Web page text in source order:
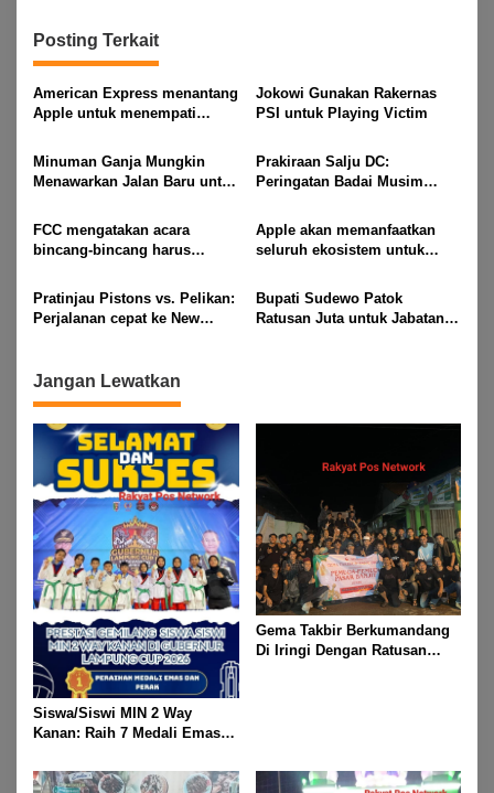
Posting Terkait
American Express menantang
Apple untuk menempati
portofolio Berkshire
Jokowi Gunakan Rakernas
PSI untuk Playing Victim
Minuman Ganja Mungkin
Menawarkan Jalan Baru untuk
Prakiraan Salju DC:
Peringatan Badai Musim
dikeluarkan untuk wilayah
tersebut
FCC mengatakan acara
bincang-bincang harus
sama untuk wawancara
kandidat
Apple akan memanfaatkan
seluruh ekosistem untuk
siaran F1 AS 2026
Pratinjau Pistons vs. Pelikan:
Perjalanan cepat ke New
Bupati Sudewo Patok
Ratusan Juta untuk Jabatan
Jangan Lewatkan
Siswa/Siswi MIN 2 Way
Kanan: Raih 7 Medali Emas
Gubernur Lampung Cup 2
Gema Takbir Berkumandang
Di Iringi Dengan Ratusan